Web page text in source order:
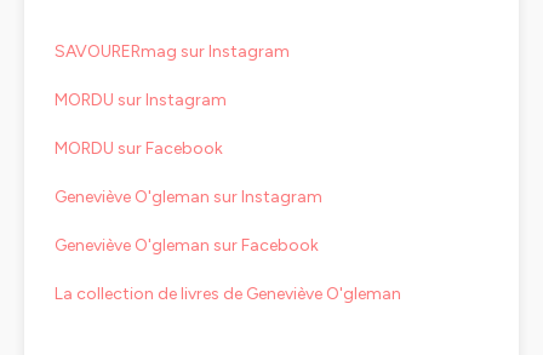
SAVOURERmag sur Instagram
MORDU sur Instagram
MORDU sur Facebook
Geneviève O'gleman sur Instagram
Geneviève O'gleman sur Facebook
La collection de livres de Geneviève O'gleman